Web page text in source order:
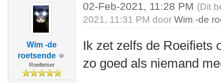
Wim -de
roetsende
Roeifietser
02-Feb-2021, 11:28 PM (Dit
2021, 11:31 PM doorWim -de
Ik zet zelfs de Roeifiets
zo goed als niemand